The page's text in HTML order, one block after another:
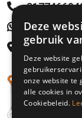
WhatsApp
Rijksweg 21
5995 NS
Deze
gebruik
Deze website
onze website te
alle cookies in
Cookiebeleid.